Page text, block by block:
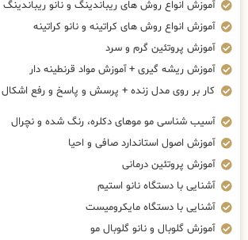
آموزش انواع روش های ریباندینگ و نانو ریباندینگ
آموزش انواع روش های کراتینه و نانو کراتینه
آموزش پروتئین گرم و سرد
آموزش ریشه گیری + آموزش مواد قرنطینه دار
کار بر روی مدل زنده + پرسش و پاسخ و رفع اشکال
آسیب شناسی مو موهای دکلره، رنگ شده و نچرال
آموزش اصول استاندارد صافی و احیا
آموزش پروتئین درمانی
آشنایی با دستگاه نانو استیم
آشنایی با دستگاه مایکرومیست
آموزش گلوبال و نانو گلوبال مو